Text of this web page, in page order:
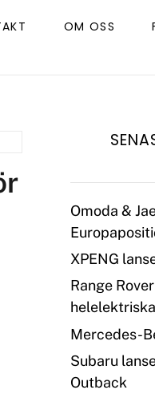
OM OSS
Omoda &
XPENG
Range
Mercedes-
Subaru
Outback